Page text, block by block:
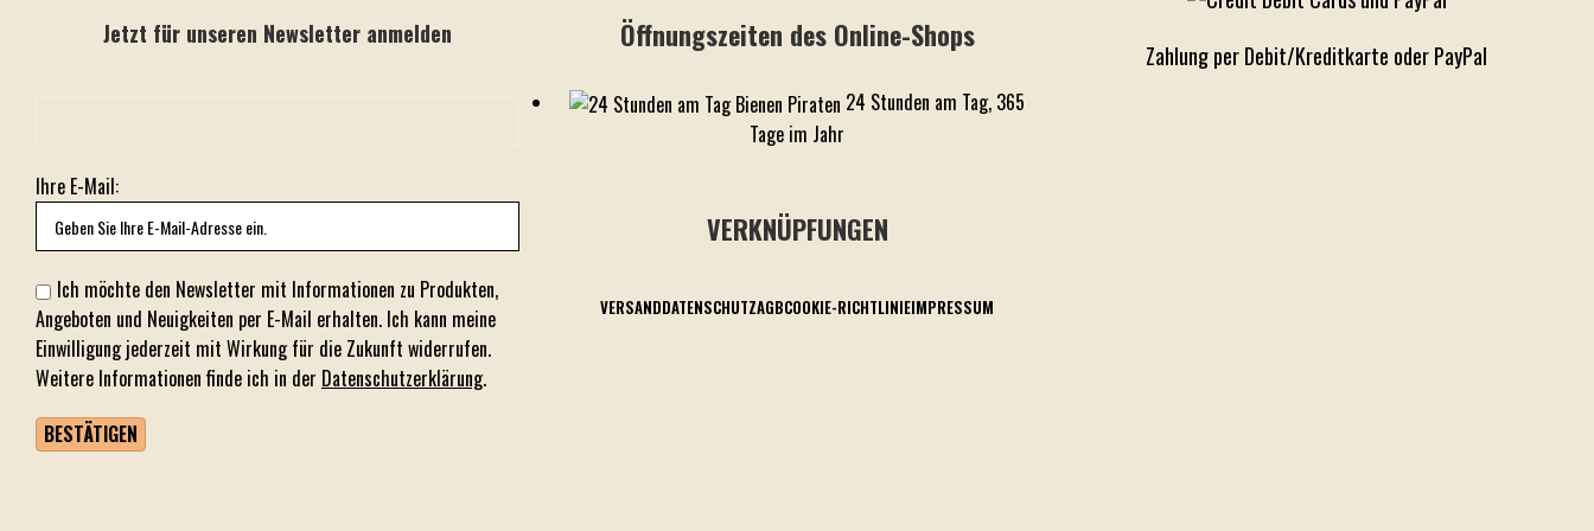
Jetzt für unseren Newsletter anmelden
Ihre E-Mail:
Ich möchte den Newsletter mit Informationen zu Produkten,
Angeboten und Neuigkeiten per E-Mail erhalten. Ich kann meine
Einwilligung jederzeit mit Wirkung für die Zukunft widerrufen.
Weitere Informationen finde ich in der Datenschutzerklärung.
Öffnungszeiten des Online-Shops
24 Stunden am Tag, 365
Tage im Jahr
VERKNÜPFUNGEN
VERSANDDATENSCHUTZAGBCOOKIE-RICHTLINIEIMPRESSUM
Zahlung per Debit/Kreditkarte oder PayPal